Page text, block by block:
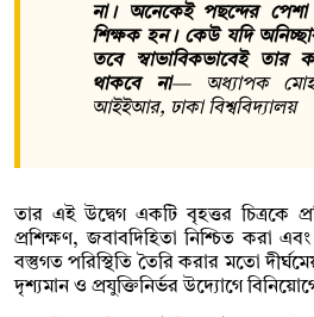
না। অনেকেই পছন্দের পেশা
শিক্ষক হন। কেউ যদি
তবে স্বাভাবিকভাবেই তার
থাকবে না—অধ্যাপক
আইইআর, ঢাকা বিশ্ববিদ্যালয়
তার এই উদ্বেগ একটি বৃহত্তর চিত্রকে
প্রশিক্ষণ, জবাবদিহিতা নিশ্চিত করা
বস্তুগত পরিস্থিতি তৈরি করার মতো
দৃশ্যমান ও প্রযুক্তিনির্ভর উদ্যোগে